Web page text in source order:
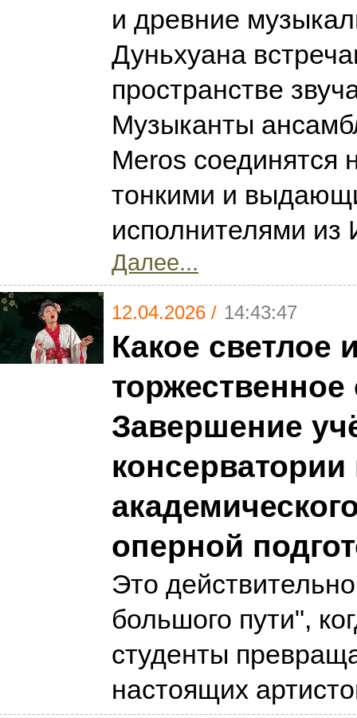
и древние
Дуньхуана
пространстве
Музыканты
Meros соединятся
тонкими и
исполнителями из
Далее...
12.04.2026 / 14:43:47
Какое светлое
Завершение
оперной
Это
большого пути",
студенты
настоящих